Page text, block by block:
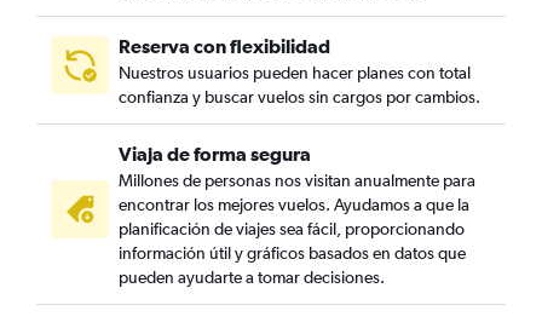
Reserva con flexibilidad
Nuestros usuarios pueden hacer planes con total
confianza y buscar vuelos sin cargos por cambios.
Viaja de forma segura
Millones de personas nos visitan anualmente para
encontrar los mejores vuelos. Ayudamos a que la
planificación de viajes sea fácil, proporcionando
información útil y gráficos basados en datos que
pueden ayudarte a tomar decisiones.